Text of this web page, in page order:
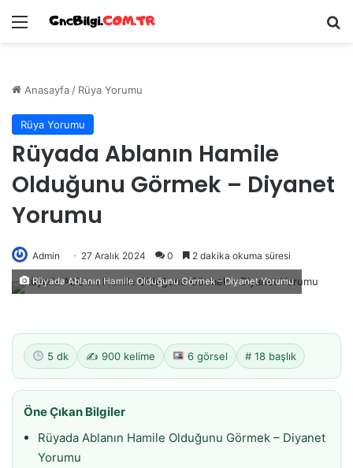
Menü
Anasayfa / Rüya Yorumu
Rüya Yorumu
Rüyada Ablanın Hamile
Olduğunu Görmek – Diyanet
Yorumu
Admin 27 Aralık 2024 0 2 dakika okuma süresi
Rüyada Ablanın Hamile Olduğunu Görmek – Diyanet Yorumu
5 dk ✍️ 900 kelime 6 görsel # 18 başlık
Öne Çıkan Bilgiler
Rüyada Ablanın Hamile Olduğunu Görmek – Diyanet
Yorumu